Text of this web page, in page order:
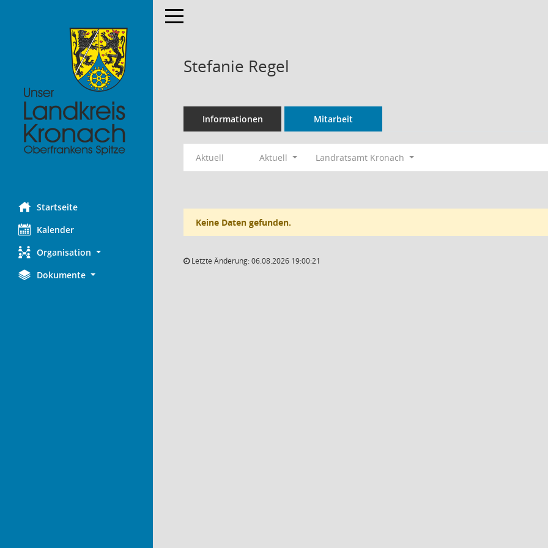
Startseite
Kalender
Organisation
Dokumente
Toggle navigation
Stefanie Regel
Informationen Mitarbeit
Aktuell Aktuell Landratsamt Kronach
Keine Daten gefunden.
Letzte Änderung: 06.08.2026 19:00:21